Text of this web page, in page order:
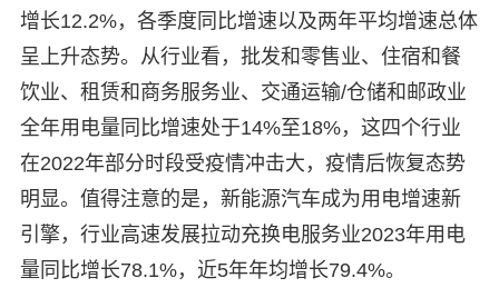
增长12.2%，各季度同比增速以及两年平均增速总体
呈上升态势。从行业看，批发和零售业、住宿和餐
饮业、租赁和商务服务业、交通运输/仓储和邮政业
全年用电量同比增速处于14%至18%，这四个行业
在2022年部分时段受疫情冲击大，疫情后恢复态势
明显。值得注意的是，新能源汽车成为用电增速新
引擎，行业高速发展拉动充换电服务业2023年用电
量同比增长78.1%，近5年年均增长79.4%。